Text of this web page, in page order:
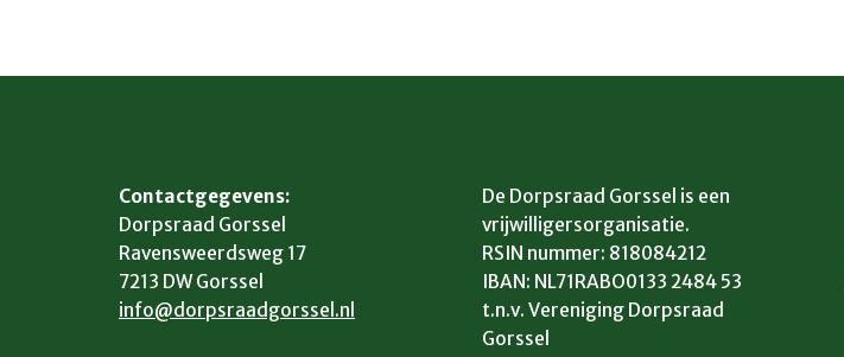
Contactgegevens:
Dorpsraad Gorssel
Ravensweerdsweg 17
7213 DW Gorssel
info@dorpsraadgorssel.nl
De Dorpsraad Gorssel is een
vrijwilligersorganisatie.
RSIN nummer: 818084212
IBAN: NL71RABO0133 2484 53
t.n.v. Vereniging Dorpsraad
Gorssel